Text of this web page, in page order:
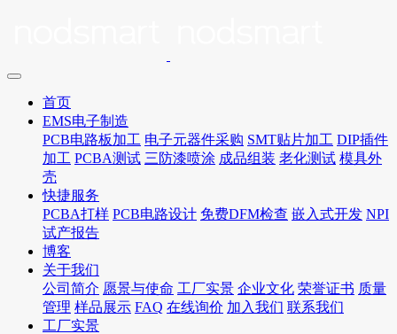
首页
EMS电子制造
PCB电路板加工 电子元器件采购 SMT贴片加工 DIP插件
加工 PCBA测试 三防漆喷涂 成品组装 老化测试 模具外
壳
快捷服务
PCBA打样 PCB电路设计 免费DFM检查 嵌入式开发 NPI
试产报告
博客
关于我们
公司简介 愿景与使命 工厂实景 企业文化 荣誉证书 质量
管理 样品展示 FAQ 在线询价 加入我们 联系我们
工厂实景